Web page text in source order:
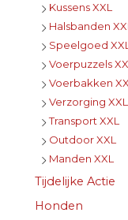
Kussens XXL
Halsbanden
Speelgoed
Voerpuzzels
Voerbakken
Verzorging XXL
Transport XXL
Outdoor XXL
Manden XXL
Tijdelijke Actie
Honden